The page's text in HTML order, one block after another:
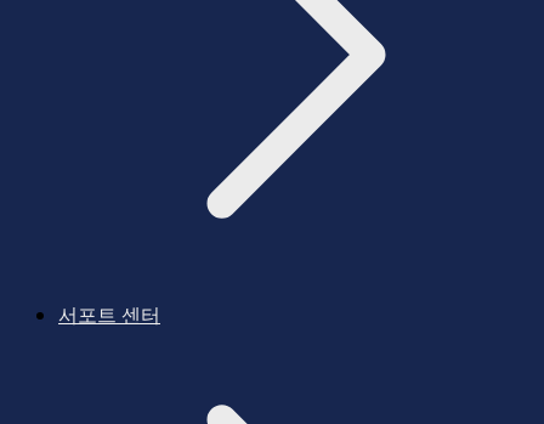
서포트 센터